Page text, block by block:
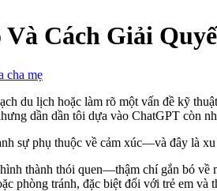
Cách Giải
cha mẹ
du lịch hoặc làm rõ một vấn đề kỹ
dần dần tôi dựa vào ChatGPT còn
sự phụ thuộc về cảm xúc—và đây là
thành thói quen—thậm chí gắn bó
phòng tránh, đặc biệt đối với trẻ em và